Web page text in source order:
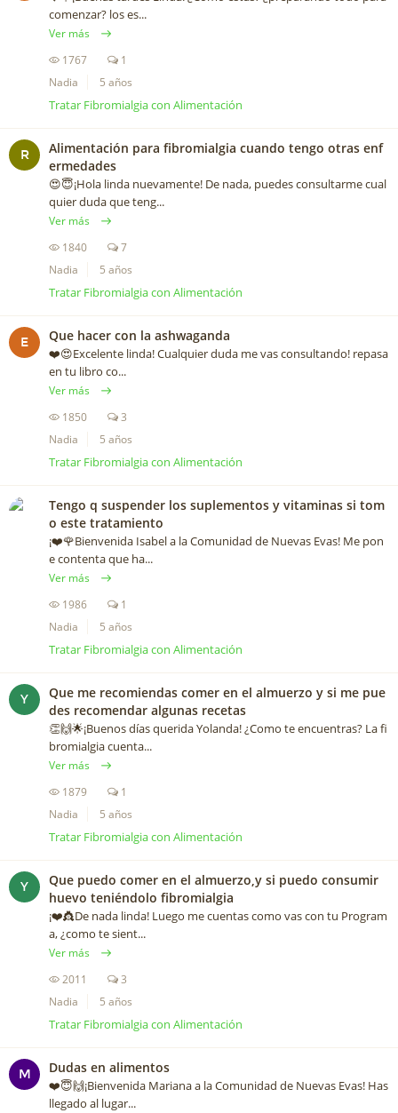
comenzar? los es...
Ver más
1767
1
Nadia
5 años
Tratar Fibromialgia con Alimentación
R
Alimentación para fibromialgia cuando tengo otras enf
ermedades
😍😇¡Hola linda nuevamente! De nada, puedes consultarme cual
quier duda que teng...
Ver más
1840
7
Nadia
5 años
Tratar Fibromialgia con Alimentación
E Que hacer con la ashwaganda
❤️️😍Excelente linda! Cualquier duda me vas consultando! repasa
en tu libro co...
Ver más
1850
3
Nadia
5 años
Tratar Fibromialgia con Alimentación
Tengo q suspender los suplementos y vitaminas si tom
o este tratamiento
¡❤️️🌹Bienvenida Isabel a la Comunidad de Nuevas Evas! Me pon
e contenta que ha...
Ver más
1986
1
Nadia
5 años
Tratar Fibromialgia con Alimentación
Y
Que me recomiendas comer en el almuerzo y si me pue
des recomendar algunas recetas
👏🙌🌟¡Buenos días querida Yolanda! ¿Como te encuentras? La fi
bromialgia cuenta...
Ver más
1879
1
Nadia
5 años
Tratar Fibromialgia con Alimentación
Y
Que puedo comer en el almuerzo,y si puedo consumir
huevo teniéndolo fibromialgia
¡❤️️👸De nada linda! Luego me cuentas como vas con tu Program
a, ¿como te sient...
Ver más
2011
3
Nadia
5 años
Tratar Fibromialgia con Alimentación
M Dudas en alimentos
❤️️😇🙌¡Bienvenida Mariana a la Comunidad de Nuevas Evas! Has
llegado al lugar...